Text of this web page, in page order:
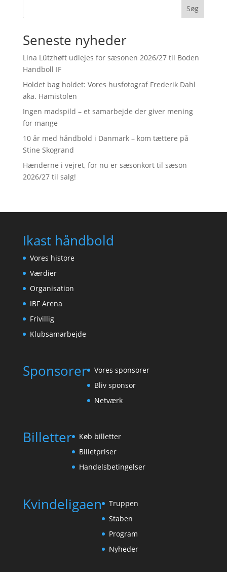
Søg
Seneste nyheder
Lina Lützhøft udlejes for sæsonen 2026/27 til Boden
Handboll IF
Holdet bag holdet: Vores husfotograf Frederik Dahl
aka. Hamistolen
Ingen madspild – et samarbejde der giver mening
for mange
10 år med håndbold i Danmark – kom tættere på
Stine Skogrand
Hænderne i vejret, for nu er sæsonkort til sæson
2026/27 til salg!
Ikast håndbold
Vores histore
Værdier
Organisation
IBF Arena
Frivillig
Klubsamarbejde
Sponsorer
Vores sponsorer
Bliv sponsor
Netværk
Billetter
Køb billetter
Billetpriser
Handelsbetingelser
Kvindeligaen
Truppen
Staben
Program
Nyheder